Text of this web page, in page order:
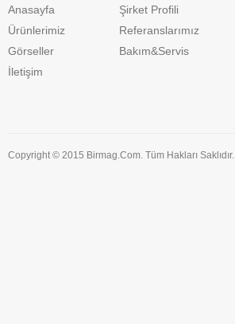
Anasayfa
Şirket Profili
Ürünlerimiz
Referanslarımız
Görseller
Bakım&Servis
İletişim
Copyright © 2015 Birmag.Com. Tüm Hakları Saklıdır.